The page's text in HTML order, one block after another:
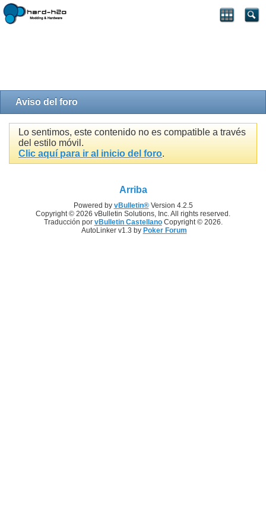
Aviso del foro
Lo sentimos, este contenido no es compatible a través
del estilo móvil.
Clic aquí para ir al inicio del foro.
Arriba
Powered by vBulletin®Version 4.2.5
Copyright © 2026 vBulletin Solutions, Inc. All rights reserved.
Traducción por vBulletin CastellanoCopyright © 2026.
AutoLinker v1.3 by Poker Forum